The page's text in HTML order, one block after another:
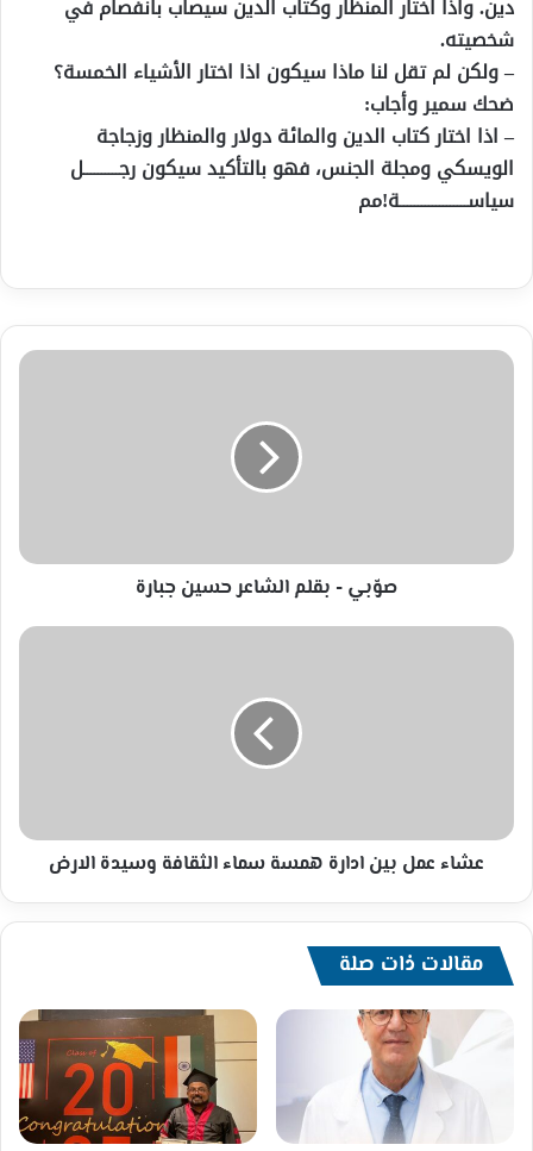
دين. واذا اختار المنظار وكتاب الدين سيصاب بانفصام في
شخصيته.
– ولكن لم تقل لنا ماذا سيكون اذا اختار الأشياء الخمسة؟
ضحك سمير وأجاب:
– اذا اختار كتاب الدين والمائة دولار والمنظار وزجاجة
الويسكي ومجلة الجنس، فهو بالتأكيد سيكون رجــــــــــل
سياســـــــــــــــــــة!مم
صوّبي
صوّبي - بقلم الشاعر حسين جبارة
عشاء
الارض
عشاء عمل بين ادارة همسة سماء الثقافة وسيدة الارض
مقالات ذات صلة